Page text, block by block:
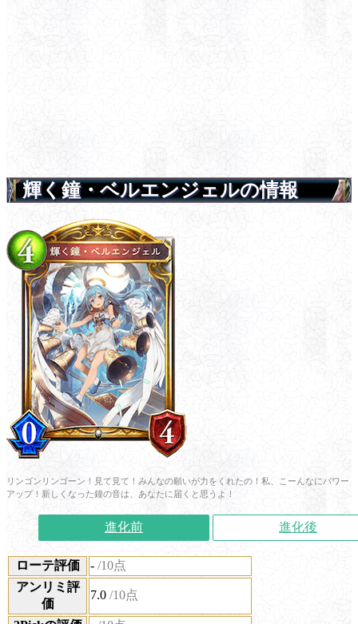
輝く鐘・ベルエンジェルの情報
リンゴンリンゴーン！見て見て！みんなの願いが力をくれたの！私、こーんなにパワー
アップ！新しくなった鐘の音は、あなたに届くと思うよ！
進化前 進化後
ローテ評価 - /10点
アンリミ評
価
7.0 /10点